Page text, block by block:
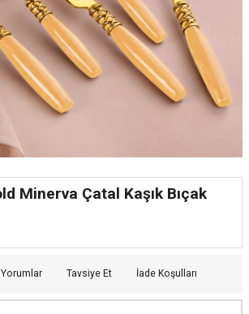
Minerva Çatal Kaşık Bıçak
Yorumlar Tavsiye Et İade Koşulları